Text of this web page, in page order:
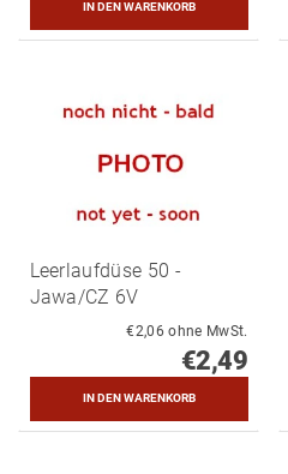
Leerlaufdüse 50 -
Jawa/CZ 6V
€2,06 ohne MwSt.
€2,49